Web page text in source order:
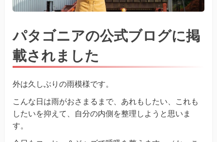
パタゴニアの公式ブログに掲
載されました
外は久しぶりの雨模様です。
こんな日は雨がおさまるまで、あれもしたい、これも
したいを抑えて、自分の内側を整理しようと思いま
す。